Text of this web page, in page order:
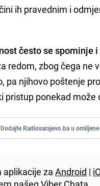
ih pravednim i
često se spominje i
redom, zbog čega ne
pa njihovo poštenje
pristup ponekad
Dodajte Radiosarajevo.ba u
aplikacije zaAndroid |